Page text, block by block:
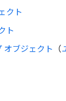
クト
ト
オブジェクト
（